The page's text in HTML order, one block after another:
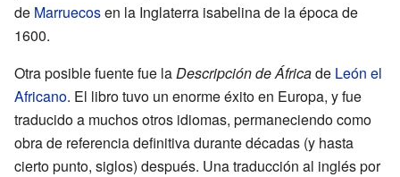
de Marruecosen la Inglaterra isabelina de la época de
1600.
Otra posible fuente fue laDescripción de Áfricade León el
Africano. El libro tuvo un enorme éxito en Europa, y fue
traducido a muchos otros idiomas, permaneciendo como
obra de referencia definitiva durante décadas (y hasta
cierto punto, siglos) después. Una traducción al inglés por